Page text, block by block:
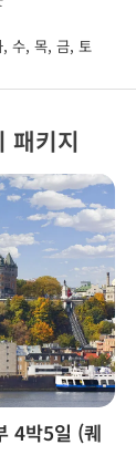
수, 목, 금, 토
패키지
4박5일 (퀘